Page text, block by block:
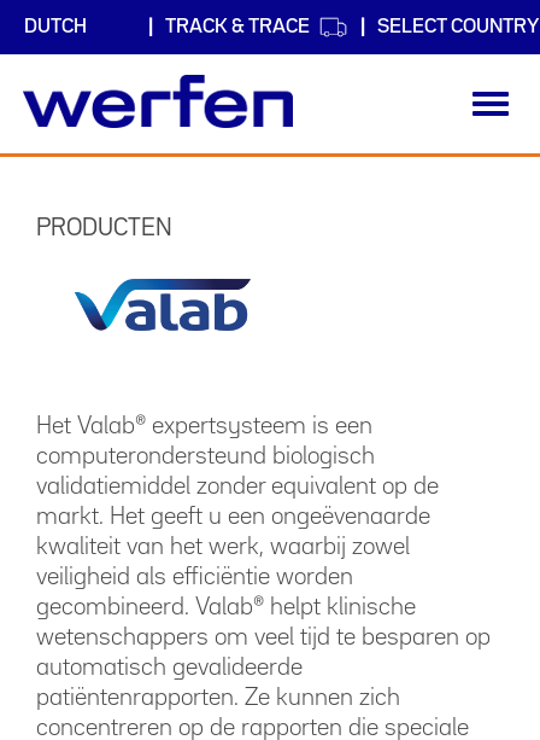
TRACK & TRACE SELECT COUNTRY
naarPRODUCTEN
Het Valab® expertsysteem is een
computerondersteund biologisch
validatiemiddel zonder equivalent op de
markt. Het geeft u een ongeëvenaarde
kwaliteit van het werk, waarbij zowel
veiligheid als efficiëntie worden
gecombineerd. Valab® helpt klinische
wetenschappers om veel tijd te besparen op
automatisch gevalideerde
patiëntenrapporten. Ze kunnen zich
concentreren op de rapporten die speciale